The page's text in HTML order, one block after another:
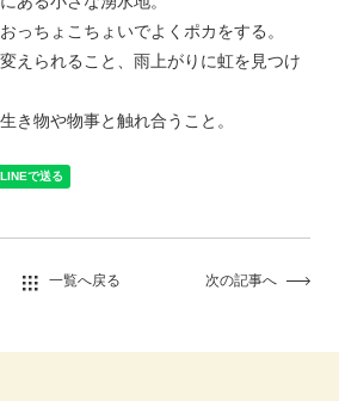
っちょこちょいでよくポカをする。
えられること、雨上がりに虹を見つけ
き物や物事と触れ合うこと。
一覧へ戻る 次の記事へ